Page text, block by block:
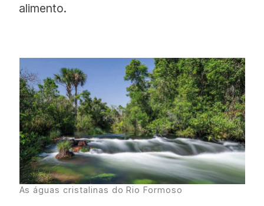
alimento.
As águas cristalinas do Rio Formoso